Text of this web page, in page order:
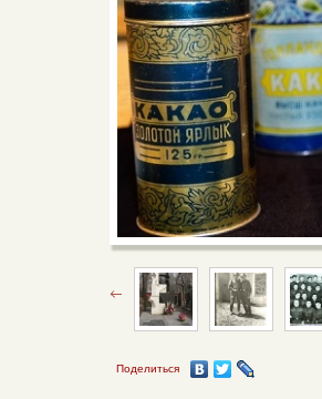
Поделиться